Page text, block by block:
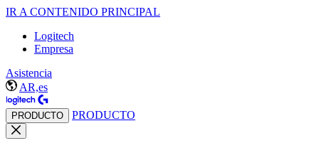
IR A CONTENIDO PRINCIPAL
Logitech
Empresa
Asistencia
AR,es
PRODUCTO PRODUCTO